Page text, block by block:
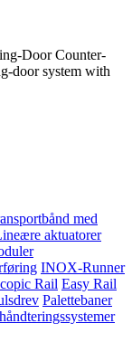
Door Counter-
door system with
med
aktuatorer
INOX-Runner
Rail Easy Rail
Palettebaner